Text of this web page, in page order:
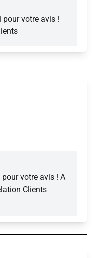
pour votre avis !
votre avis ! A
Clients